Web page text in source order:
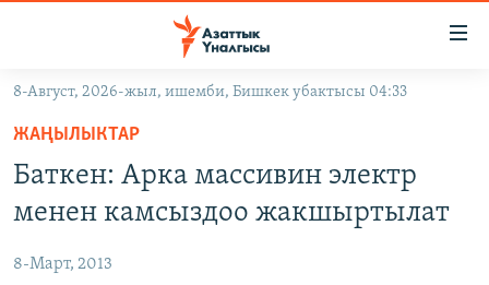
Навигацияга
өтүңүз
Издөөгө
салыңыз
ЭКОНОМИКА
БОРБОР АЗИЯ
АТАЙЫН ИЛИКТӨӨ
8-Август, 2026-жыл, ишемби, Бишкек убактысы 04:33
ЖАҢЫЛЫКТАР
Баткен: Арка массивин электр
менен камсыздоо жакшыртылат
8-Март, 2013